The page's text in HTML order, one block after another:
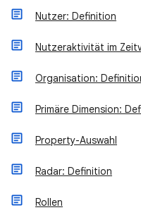
Nutzer: Definition
Nutzeraktivität im
Organisation:
Primäre Dimension:
Property-Auswahl
Radar: Definition
Rollen